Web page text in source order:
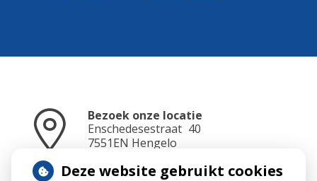
Bezoek onze locatie
Enschedesestraat 40
7551EN Hengelo
Deze website gebruikt cookies